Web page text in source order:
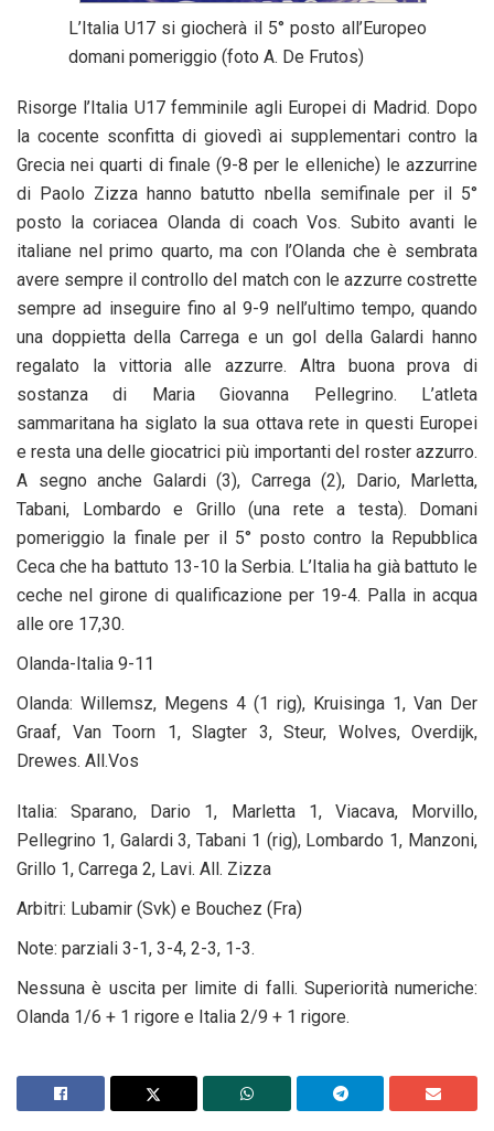
L’Italia U17 si giocherà il 5° posto all’Europeo
domani pomeriggio (foto A. De Frutos)
Risorge l’Italia U17 femminile agli Europei di Madrid. Dopo
la cocente sconfitta di giovedì ai supplementari contro la
Grecia nei quarti di finale (9-8 per le elleniche) le azzurrine
di Paolo Zizza hanno batutto nbella semifinale per il 5°
posto la coriacea Olanda di coach Vos. Subito avanti le
italiane nel primo quarto, ma con l’Olanda che è sembrata
avere sempre il controllo del match con le azzurre costrette
sempre ad inseguire fino al 9-9 nell’ultimo tempo, quando
una doppietta della Carrega e un gol della Galardi hanno
regalato la vittoria alle azzurre. Altra buona prova di
sostanza di Maria Giovanna Pellegrino. L’atleta
sammaritana ha siglato la sua ottava rete in questi Europei
e resta una delle giocatrici più importanti del roster azzurro.
A segno anche Galardi (3), Carrega (2), Dario, Marletta,
Tabani, Lombardo e Grillo (una rete a testa). Domani
pomeriggio la finale per il 5° posto contro la Repubblica
Ceca che ha battuto 13-10 la Serbia. L’Italia ha già battuto le
ceche nel girone di qualificazione per 19-4. Palla in acqua
alle ore 17,30.
Olanda-Italia 9-11
Olanda: Willemsz, Megens 4 (1 rig), Kruisinga 1, Van Der
Graaf, Van Toorn 1, Slagter 3, Steur, Wolves, Overdijk,
Drewes. All.Vos
Italia: Sparano, Dario 1, Marletta 1, Viacava, Morvillo,
Pellegrino 1, Galardi 3, Tabani 1 (rig), Lombardo 1, Manzoni,
Grillo 1, Carrega 2, Lavi. All. Zizza
Arbitri: Lubamir (Svk) e Bouchez (Fra)
Note: parziali 3-1, 3-4, 2-3, 1-3.
Nessuna è uscita per limite di falli. Superiorità numeriche:
Olanda 1/6 + 1 rigore e Italia 2/9 + 1 rigore.